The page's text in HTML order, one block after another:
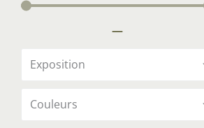
Arbustes de terre de
Plantes Grimpantes
Plantes
—
Exposition
Couleurs